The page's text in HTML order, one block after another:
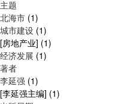
主题
北海市 (1)
城市建设 (1)
[房地产业] (1)
经济发展 (1)
著者
李延强 (1)
[李延强主编] (1)